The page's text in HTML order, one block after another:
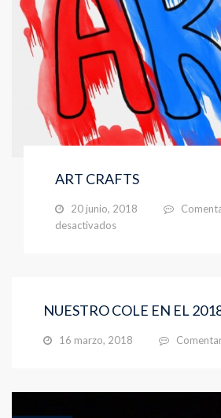
ART CRAFTS
20 junio, 2018
desactivadosen
NUESTRO COLE EN EL
16 marzo, 2018